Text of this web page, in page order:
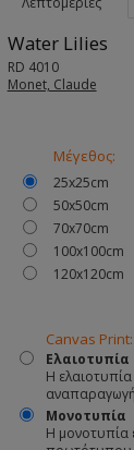
Water Lilies
RD 4010
Monet, Claude
Μέγεθος:
25x25cm
50x50cm
70x70cm
100x100cm
120x120cm
Canvas Print:
Ελαιοτυπία
Η ελαιοτυπία
Μονοτυπία
Η μονοτυπία